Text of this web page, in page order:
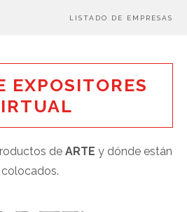
LISTADO DE EMPRESAS
EXPOSITORES
de ARTE y dónde están
colocados.